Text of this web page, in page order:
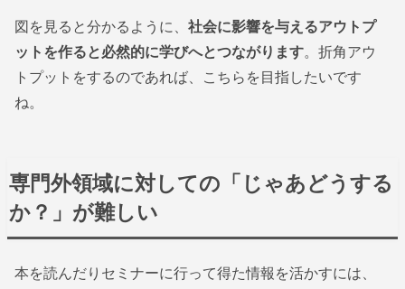
図を見ると分かるように、社会に影響を与えるアウトプ
ットを作ると必然的に学びへとつながります。折角アウ
トプットをするのであれば、こちらを目指したいです
ね。
専門外領域に対しての「じゃあどうする
か？」が難しい
本を読んだりセミナーに行って得た情報を活かすには、